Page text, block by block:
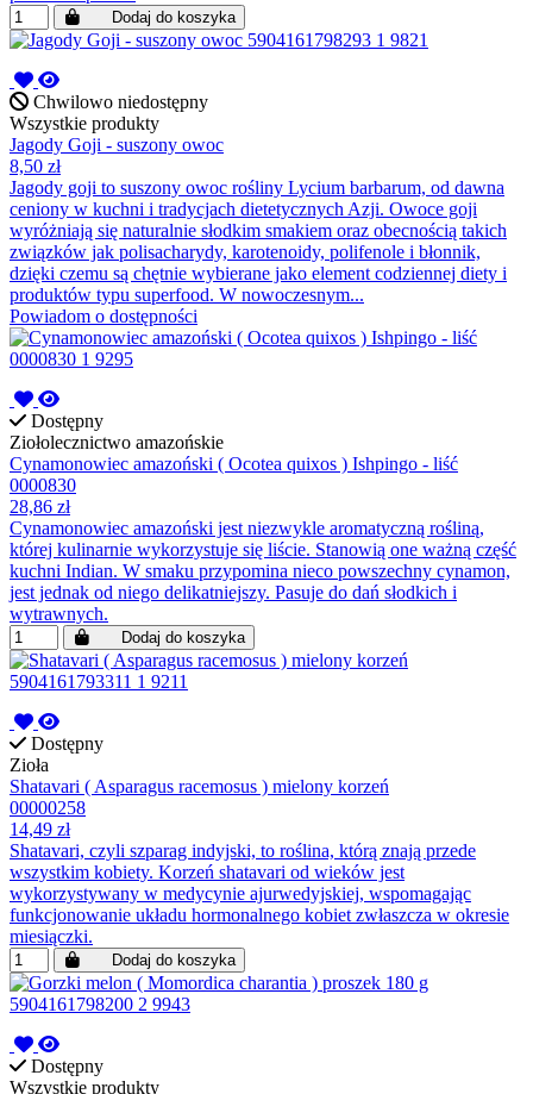
Dodaj do koszyka
Chwilowo niedostępny
Wszystkie produkty
Jagody Goji - suszony owoc
8,50 zł
Jagody goji to suszony owoc rośliny Lycium barbarum, od dawna
ceniony w kuchni i tradycjach dietetycznych Azji. Owoce goji
wyróżniają się naturalnie słodkim smakiem oraz obecnością takich
związków jak polisacharydy, karotenoidy, polifenole i błonnik,
dzięki czemu są chętnie wybierane jako element codziennej diety i
produktów typu superfood. W nowoczesnym...
Powiadom o dostępności
Dostępny
Ziołolecznictwo amazońskie
Cynamonowiec amazoński ( Ocotea quixos ) Ishpingo - liść
0000830
28,86 zł
Cynamonowiec amazoński jest niezwykle aromatyczną rośliną,
której kulinarnie wykorzystuje się liście. Stanowią one ważną część
kuchni Indian. W smaku przypomina nieco powszechny cynamon,
jest jednak od niego delikatniejszy. Pasuje do dań słodkich i
wytrawnych.
Dodaj do koszyka
Dostępny
Zioła
Shatavari ( Asparagus racemosus ) mielony korzeń
00000258
14,49 zł
Shatavari, czyli szparag indyjski, to roślina, którą znają przede
wszystkim kobiety. Korzeń shatavari od wieków jest
wykorzystywany w medycynie ajurwedyjskiej, wspomagając
funkcjonowanie układu hormonalnego kobiet zwłaszcza w okresie
miesiączki.
Dodaj do koszyka
Dostępny
Wszystkie produkty